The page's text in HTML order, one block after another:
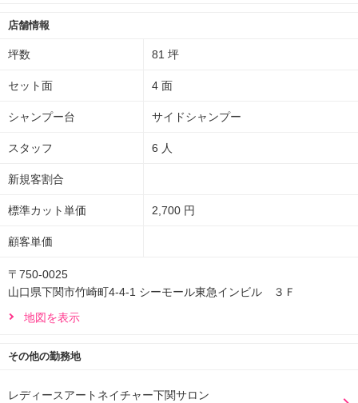
店舗情報
坪数 81 坪
セット面 4 面
シャンプー台 サイドシャンプー
スタッフ 6 人
新規客割合
標準カット単価 2,700 円
顧客単価
〒750-0025
山口県下関市竹崎町4-4-1 シーモール東急インビル ３Ｆ
地図を表示
その他の勤務地
レディースアートネイチャー下関サロン